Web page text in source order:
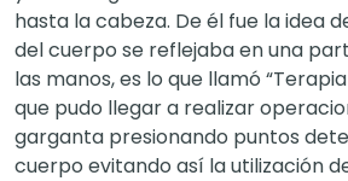
hasta la cabeza. De él fue la idea
del cuerpo se reflejaba en una
las manos, es lo que llamó
que pudo llegar a realizar
garganta presionando puntos
cuerpo evitando así la utilización